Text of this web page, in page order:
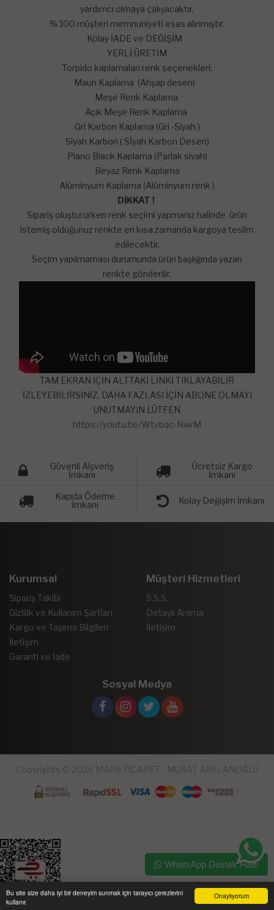
Onaylıyorum
Bu site size daha iyi bir deneyim sunmak için tarayıcı çerezlerini
kullanır.
yardımcı olmaya çalışacaktır.
% 100 müşteri memnuniyeti esas alınmıştır.
Kolay İADE ve DEĞİŞİM
YERLİ ÜRETİM
Torpido kaplamaları renk seçenekleri;
Maun Kaplama (Ahşap desen)
Meşe Renk Kaplama
Açık Meşe Renk Kaplama
Gri Karbon Kaplama (Gri -Siyah )
Siyah Karbon ( Sİyah Karbon Desen)
Piano Black Kaplama (Parlak siyah)
Beyaz Renk Kaplama
Alüminyum Kaplama (Alüminyum renk )
DİKKAT !
Sipariş oluştururken renk seçimi yapmanız halinde ürün
istemiş olduğunuz renkte en kısa zamanda kargoya teslim
edilecektir.
Seçim yapılmaması durumunda ürün başlığında yazan
renkte gönderilir.
TAM EKRAN İÇİN ALTTAKİ LİNKİ TIKLAYABİLİR
İZLEYEBİLİRSİNİZ. DAHA FAZLASI İÇİN ABONE OLMAYI
UNUTMAYIN LÜTFEN
https://youtu.be/Wtvbqc-NwrM
Güvenli Alşveriş
İmkanı
Ücretsiz Kargo
İmkanı
Kapıda Ödeme
İmkanı
Kolay Değişim İmkanı
Kurumsal
Sipariş Takibi
Gizlilik ve Kullanım Şartları
Kargo ve Taşıma Bilgileri
İletişim
Garanti ve İade
Müşteri Hizmetleri
S.S.S.
Detaylı Arama
İletişim
Sosyal Medya
Copyrights © 2026 MARS TİCARET - MURAT ARSLANOĞLU
Ana Sayfa Sipariş Takibi İletişim
WhatsApp Destek Hattı